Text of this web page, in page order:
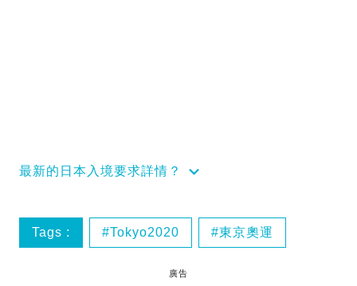
最新的日本入境要求詳情？
Tags : Tokyo2020 東京奧運
廣告